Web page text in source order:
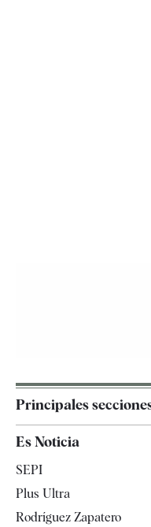
Principales
España
Es Noticia
SEPI
Plus Ultra
Rodríguez Zapatero